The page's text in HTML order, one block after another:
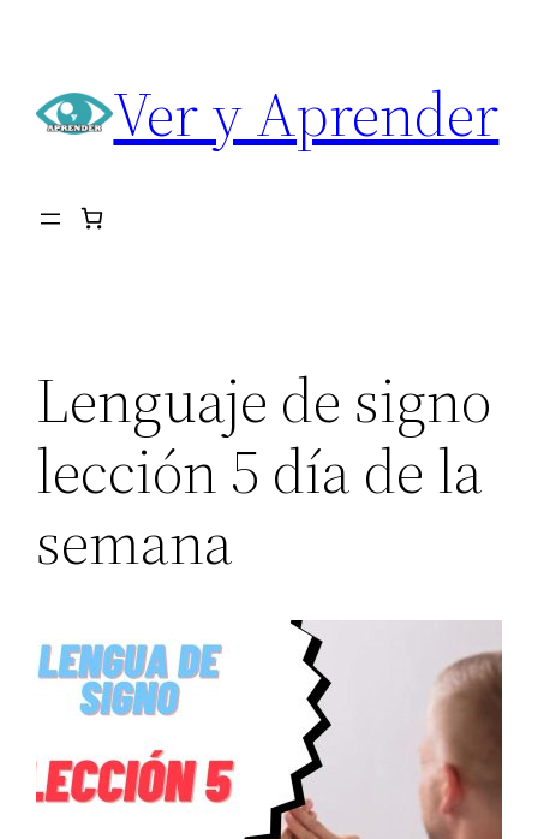
contenido Ver y Aprender
Lenguaje de signo
lección 5 día de la
semana